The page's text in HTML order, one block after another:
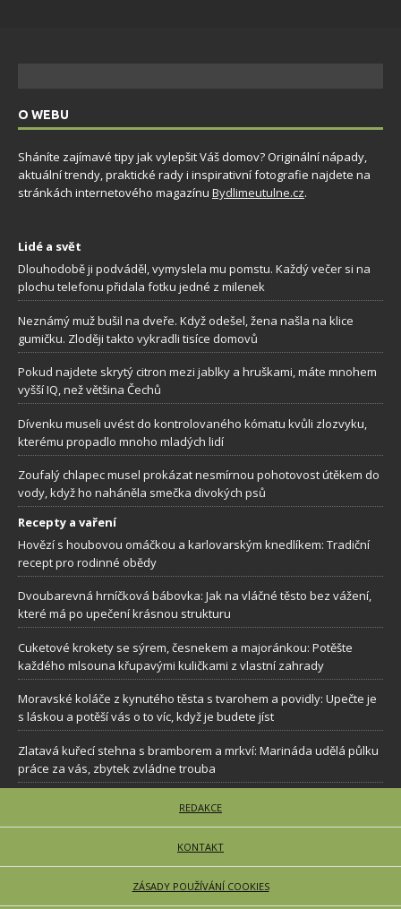
O WEBU
Sháníte zajímavé tipy jak vylepšit Váš domov? Originální nápady,
aktuální trendy, praktické rady i inspirativní fotografie najdete na
stránkách internetového magazínu Bydlimeutulne.cz.
Lidé a svět
Dlouhodobě ji podváděl, vymyslela mu pomstu. Každý večer si na
plochu telefonu přidala fotku jedné z milenek
Neznámý muž bušil na dveře. Když odešel, žena našla na klice
gumičku. Zloději takto vykradli tisíce domovů
Pokud najdete skrytý citron mezi jablky a hruškami, máte mnohem
vyšší IQ, než většina Čechů
Dívenku museli uvést do kontrolovaného kómatu kvůli zlozvyku,
kterému propadlo mnoho mladých lidí
Zoufalý chlapec musel prokázat nesmírnou pohotovost útěkem do
vody, když ho naháněla smečka divokých psů
Recepty a vaření
Hovězí s houbovou omáčkou a karlovarským knedlíkem: Tradiční
recept pro rodinné obědy
Dvoubarevná hrníčková bábovka: Jak na vláčné těsto bez vážení,
které má po upečení krásnou strukturu
Cuketové krokety se sýrem, česnekem a majoránkou: Potěšte
každého mlsouna křupavými kuličkami z vlastní zahrady
Moravské koláče z kynutého těsta s tvarohem a povidly: Upečte je
s láskou a potěší vás o to víc, když je budete jíst
Zlatavá kuřecí stehna s bramborem a mrkví: Marináda udělá půlku
práce za vás, zbytek zvládne trouba
REDAKCE
KONTAKT
ZÁSADY POUŽÍVÁNÍ COOKIES